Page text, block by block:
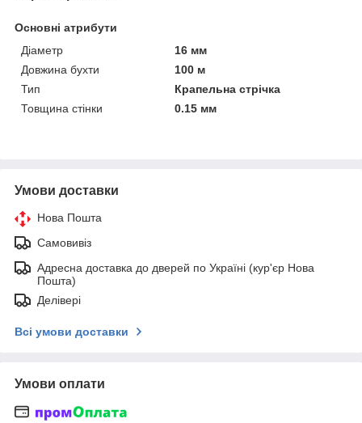
Основні атрибути
Діаметр
16 мм
Довжина бухти
100 м
Тип
Крапельна стрічка
Товщина стінки
0.15 мм
Умови доставки
Нова Пошта
Самовивіз
Адресна доставка до дверей по Україні (кур'єр Нова
Пошта)
Делівері
Всі умови доставки
Умови оплати